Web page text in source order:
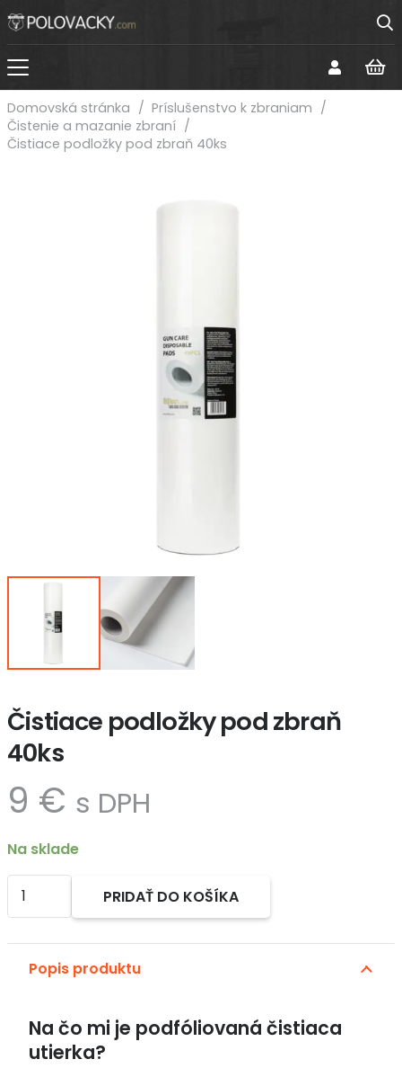
Domovská stránka / Príslušenstvo k zbraniam /
Čistenie a mazanie zbraní /
Čistiace podložky pod zbraň 40ks
Čistiace podložky pod zbraň
40ks
9 € s DPH
Na sklade
množstvo
Čistiace
pod
zbraň
PRIDAŤ DO KOŠÍKA
Alternative:
Popis produktu
Na čo mi je podfóliovaná čistiaca
utierka?